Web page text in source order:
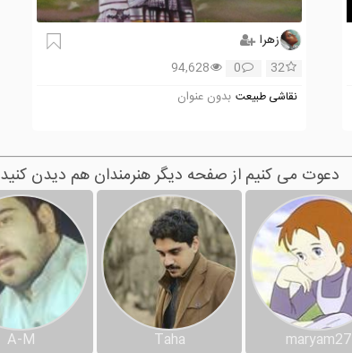
زهرا
32
0
94,628
نقاشی طبیعت بدون عنوان
دعوت می کنیم از صفحه دیگر هنرمندان هم دیدن کنید
maryam27
Taha
A-M